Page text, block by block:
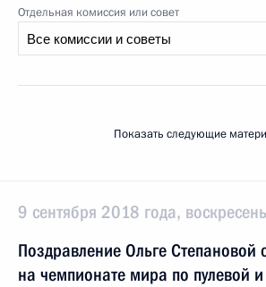
Отдельная комиссия или совет
Показать следующие
9 сентября 2018 года,
Поздравление Ольге Степановой
на чемпионате мира по пулевой и